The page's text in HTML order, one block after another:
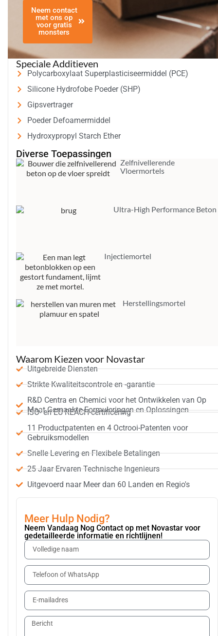
Neem contact
met ons op
voor gratis
monsters
Speciale Additieven
Polycarboxylaat Superplasticiseermiddel (PCE)
Silicone Hydrofobe Poeder (SHP)
Gipsvertrager
Poeder Defoamermiddel
Hydroxypropyl Starch Ether
Diverse Toepassingen
Zelfnivellerende
Vloermortels
Ultra-High Performance Beton
Injectiemortel
Herstellingsmortel
Waarom Kiezen voor Novastar
Uitgebreide Diensten
Strikte Kwaliteitscontrole en -garantie
R&D Centra en Chemici voor het Ontwikkelen van Op
Maat Gemaakte Formuleringen en Oplossingen
ISO- en EU REACH-certificering
11 Productpatenten en 4 Octrooi-Patenten voor
Gebruiksmodellen
Snelle Levering en Flexibele Betalingen
25 Jaar Ervaren Technische Ingenieurs
Uitgevoerd naar Meer dan 60 Landen en Regio's
Meer Hulp Nodig?
Neem Vandaag Nog Contact op met Novastar voor
gedetailleerde informatie en richtlijnen!